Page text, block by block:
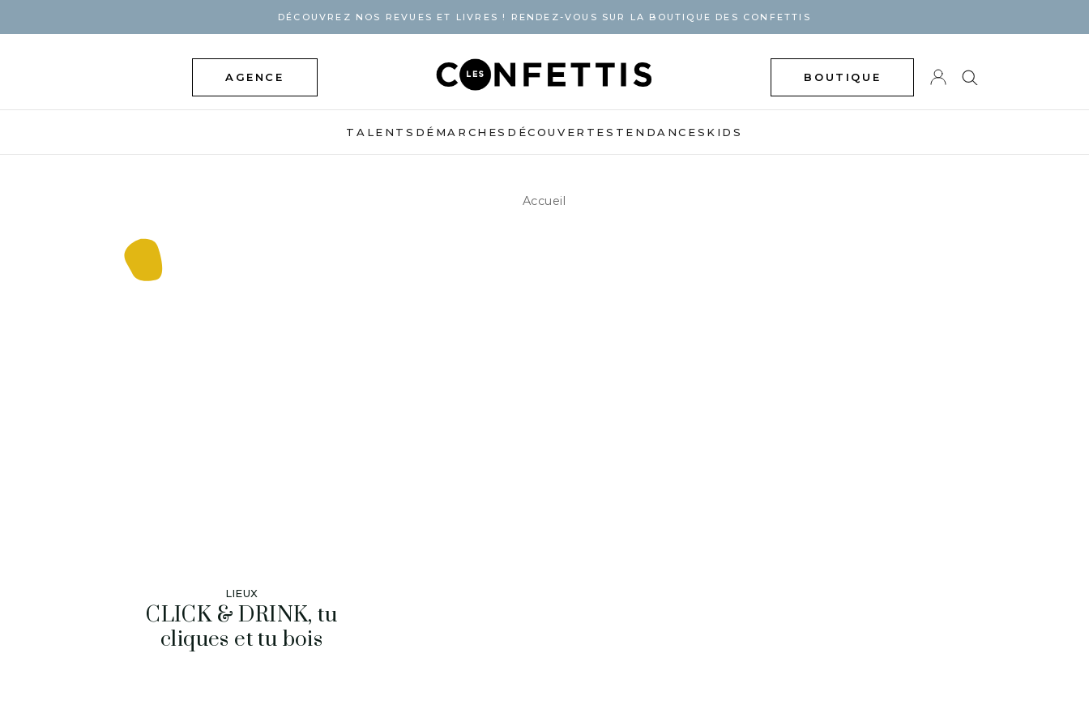
DÉCOUVREZ NOS REVUES ET LIVRES ! RENDEZ-VOUS SUR LA BOUTIQUE DES CONFETTIS
AGENCE BOUTIQUE
TALENTS DÉMARCHES DÉCOUVERTES TENDANCES KIDS
Accueil
LIEUX
CLICK & DRINK, tu
cliques et tu bois